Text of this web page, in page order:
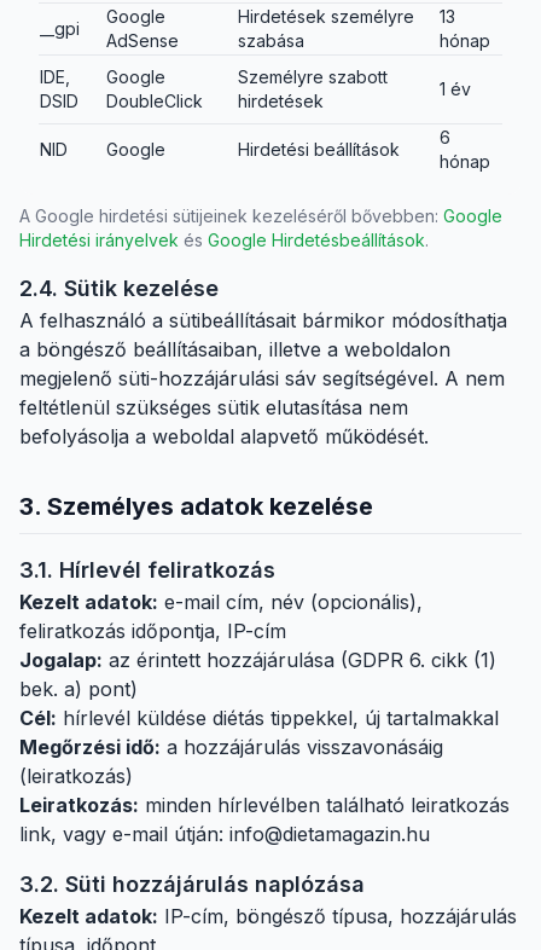
__gpi
Google
AdSense
Hirdetések személyre
szabása
13
hónap
IDE,
DSID
Google
DoubleClick
Személyre szabott
hirdetések
1 év
NID Google Hirdetési beállítások
6
hónap
A Google hirdetési sütijeinek kezeléséről bővebben: Google
Hirdetési irányelvek és Google Hirdetésbeállítások.
2.4. Sütik kezelése
A felhasználó a sütibeállításait bármikor módosíthatja
a böngésző beállításaiban, illetve a weboldalon
megjelenő süti-hozzájárulási sáv segítségével. A nem
feltétlenül szükséges sütik elutasítása nem
befolyásolja a weboldal alapvető működését.
3. Személyes adatok kezelése
3.1. Hírlevél feliratkozás
Kezelt adatok: e-mail cím, név (opcionális),
feliratkozás időpontja, IP-cím
Jogalap: az érintett hozzájárulása (GDPR 6. cikk (1)
bek. a) pont)
Cél: hírlevél küldése diétás tippekkel, új tartalmakkal
Megőrzési idő: a hozzájárulás visszavonásáig
(leiratkozás)
Leiratkozás: minden hírlevélben található leiratkozás
link, vagy e-mail útján: info@dietamagazin.hu
3.2. Süti hozzájárulás naplózása
Kezelt adatok: IP-cím, böngésző típusa, hozzájárulás
típusa, időpont